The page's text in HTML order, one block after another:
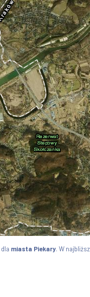
dla miasta Piekary. W